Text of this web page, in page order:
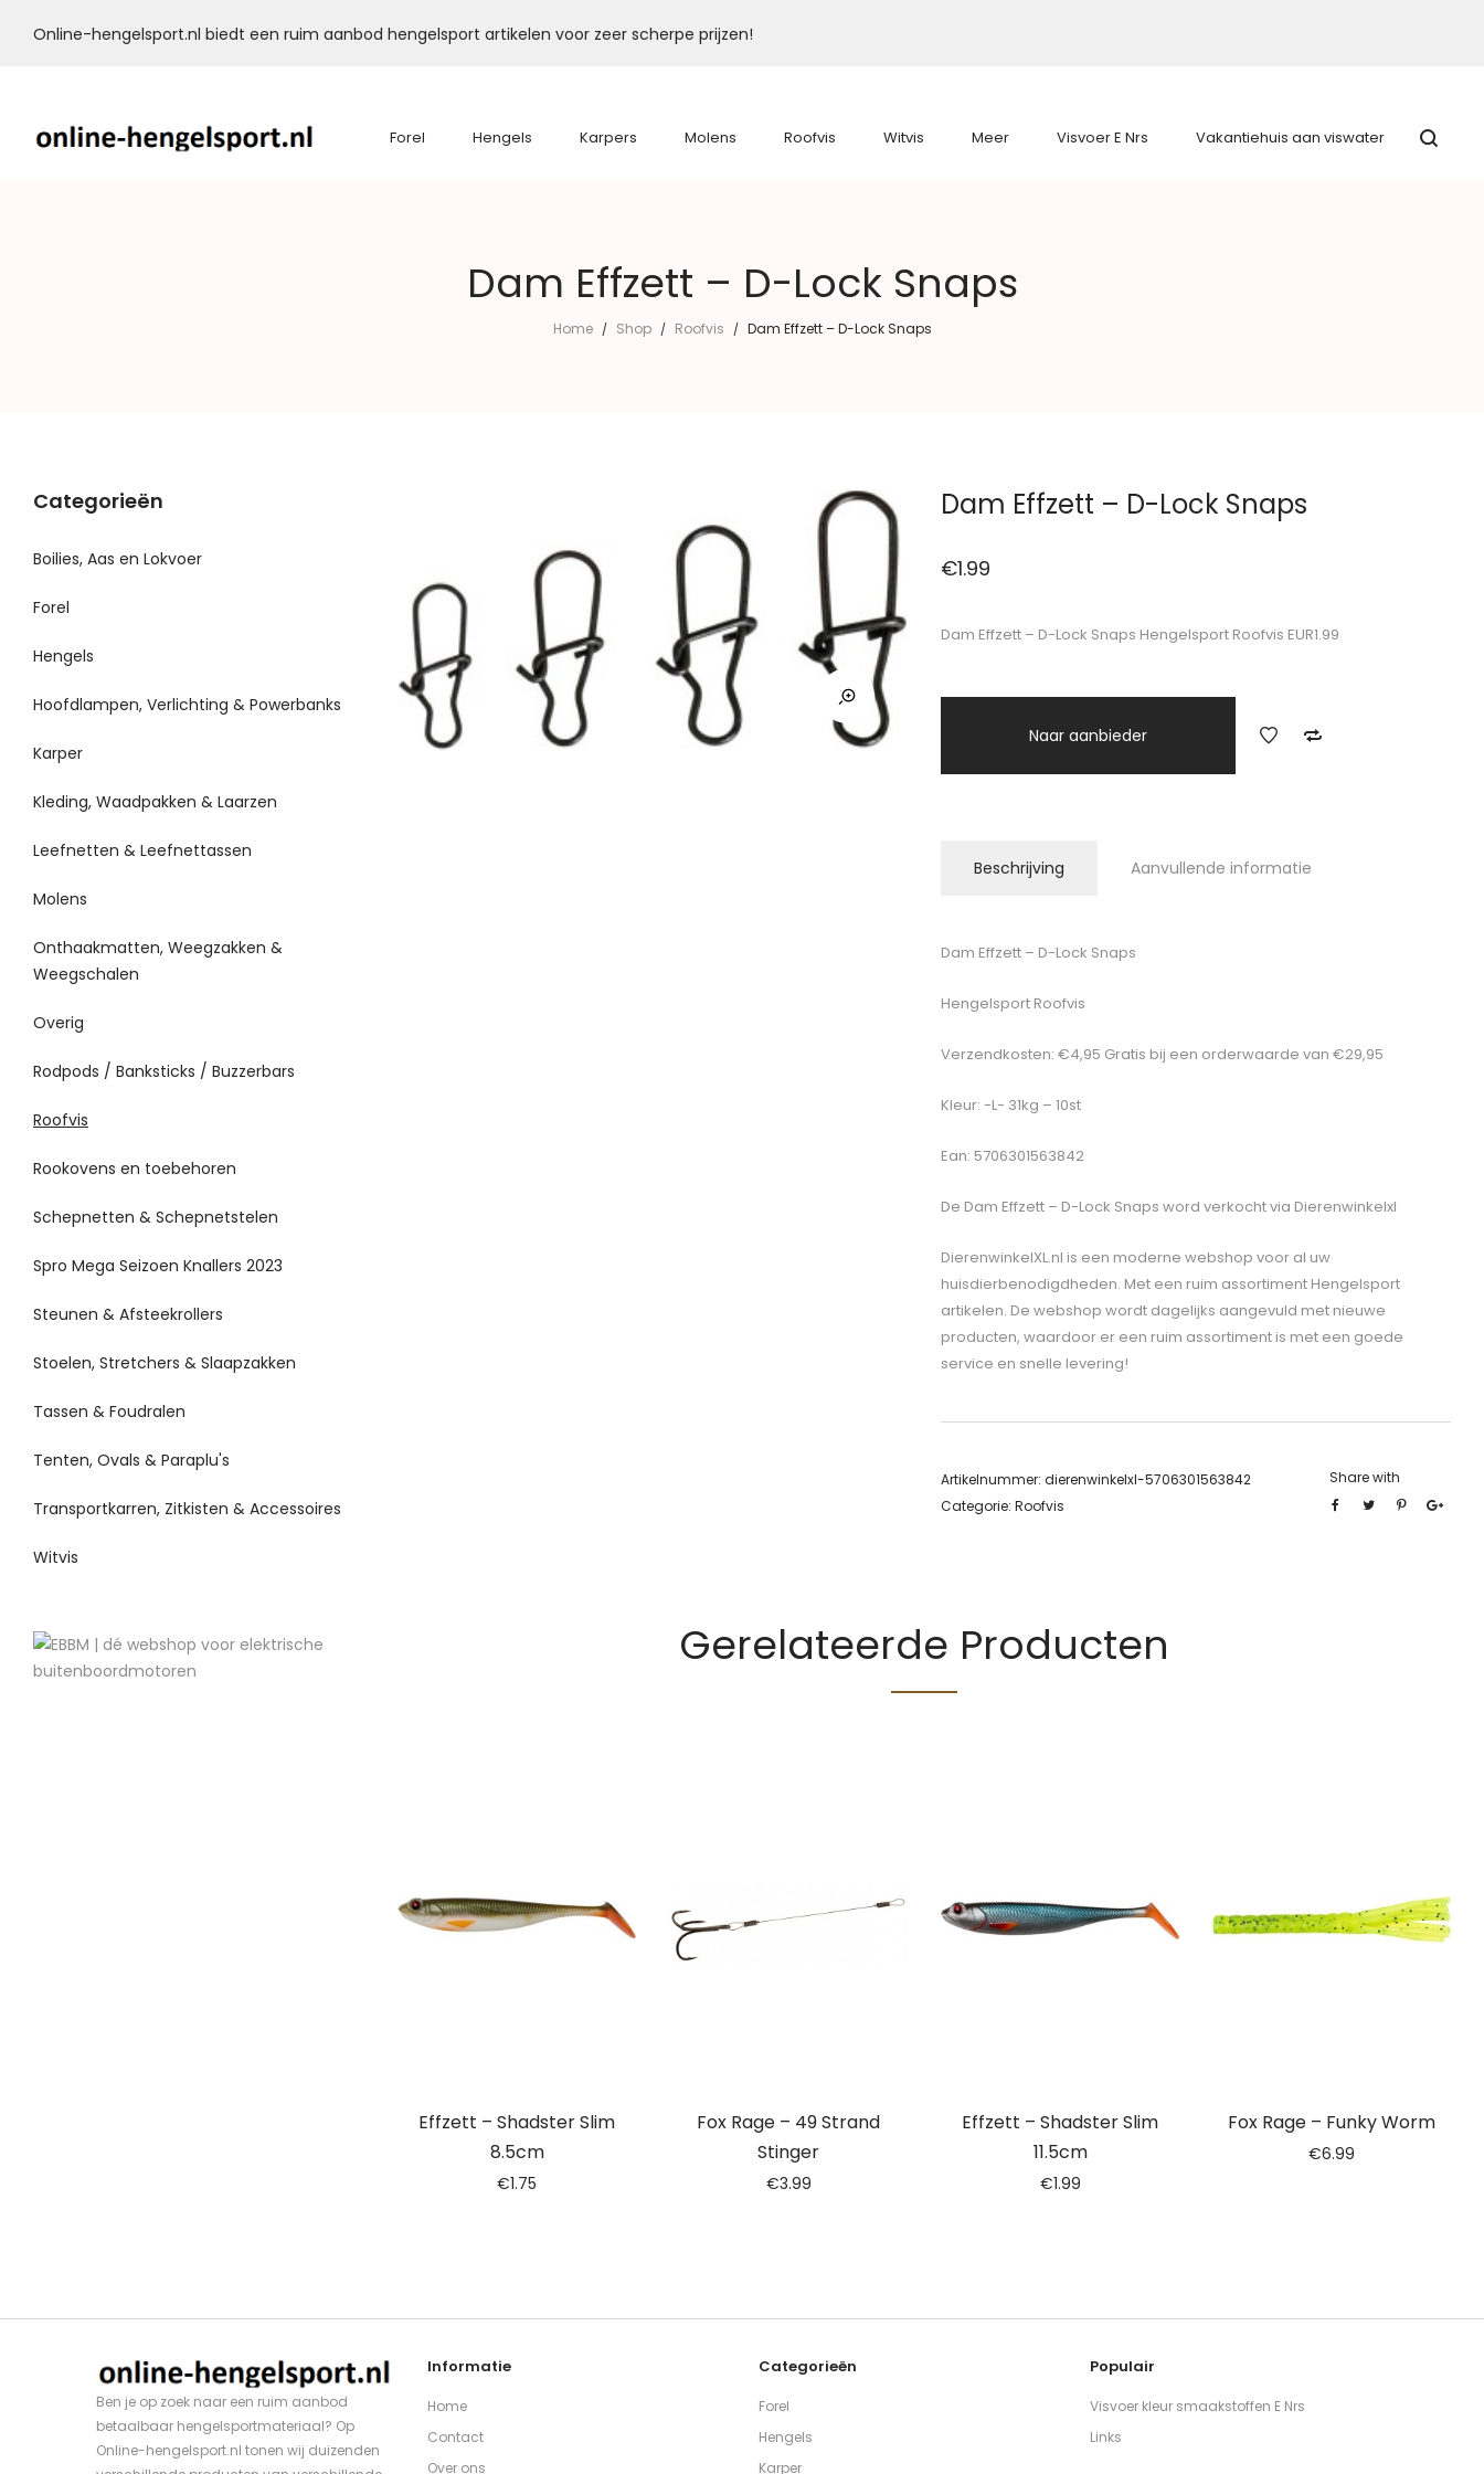
Online-hengelsport.nl biedt een ruim aanbod hengelsport artikelen voor zeer scherpe prijzen!
Forel Hengels Karpers Molens Roofvis Witvis Meer Visvoer E Nrs Vakantiehuis aan viswater
Dam Effzett – D-Lock Snaps
Home / Shop / Roofvis / Dam Effzett – D-Lock Snaps
Dam Effzett – D-Lock Snaps
€1.99
Dam Effzett – D-Lock Snaps Hengelsport Roofvis EUR1.99
Naar aanbieder
Beschrijving Aanvullende informatie
Dam Effzett – D-Lock Snaps
Hengelsport Roofvis
Verzendkosten: €4,95 Gratis bij een orderwaarde van €29,95
Kleur: -L- 31kg – 10st
Ean: 5706301563842
De Dam Effzett – D-Lock Snaps word verkocht via Dierenwinkelxl
DierenwinkelXL.nl is een moderne webshop voor al uw
huisdierbenodigdheden. Met een ruim assortiment Hengelsport
artikelen. De webshop wordt dagelijks aangevuld met nieuwe
producten, waardoor er een ruim assortiment is met een goede
service en snelle levering!
Artikelnummer: dierenwinkelxl-5706301563842
Categorie: Roofvis
Share with
Gerelateerde Producten
Effzett – Shadster Slim
8.5cm
€1.75
Fox Rage – 49 Strand
Stinger
€3.99
Effzett – Shadster Slim
11.5cm
€1.99
Fox Rage – Funky Worm
€6.99
Categorieën
Boilies, Aas en Lokvoer
Forel
Hengels
Hoofdlampen, Verlichting & Powerbanks
Karper
Kleding, Waadpakken & Laarzen
Leefnetten & Leefnettassen
Molens
Onthaakmatten, Weegzakken &
Weegschalen
Overig
Rodpods / Banksticks / Buzzerbars
Roofvis
Rookovens en toebehoren
Schepnetten & Schepnetstelen
Spro Mega Seizoen Knallers 2023
Steunen & Afsteekrollers
Stoelen, Stretchers & Slaapzakken
Tassen & Foudralen
Tenten, Ovals & Paraplu's
Transportkarren, Zitkisten & Accessoires
Witvis
Ben je op zoek naar een ruim aanbod
betaalbaar hengelsportmateriaal? Op
Online-hengelsport.nl tonen wij duizenden
Informatie
Home
Contact
Over ons
Categorieën
Forel
Hengels
Karper
Populair
Visvoer kleur smaakstoffen E Nrs
Links